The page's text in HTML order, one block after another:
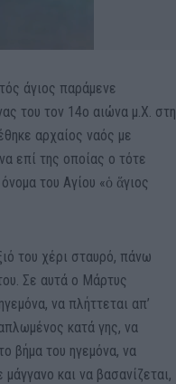
άγιος παράμενε
του τον 14ο αιώνα μ.Χ. στη
αρχαίος ναός με
επί της οποίας ο τότε
του Αγίου «ὁ ἅγιος
του χέρι σταυρό, πάνω
Σε αυτά ο Μάρτυς
να πλήττεται απ’
κατά γης, να
βήμα του ηγεμόνα, να
και να βασανίζεται,